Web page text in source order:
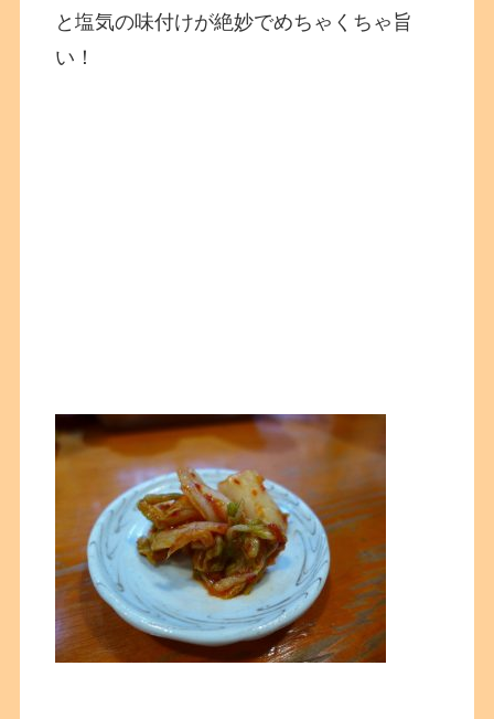
と塩気の味付けが絶妙でめちゃくちゃ旨
い！